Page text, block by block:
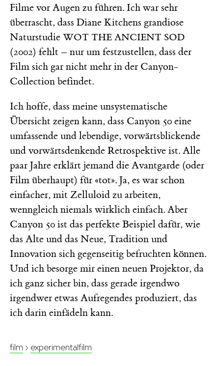
Filme vor Augen zu führen. Ich war sehr
überrascht, dass Diane Kitchens grandiose
Naturstudie WOT THE ANCIENT SOD
(2002) fehlt – nur um festzustellen, dass der
Film sich gar nicht mehr in der Canyon-
Collection befindet.
Ich hoffe, dass meine unsystematische
Übersicht zeigen kann, dass Canyon 50 eine
umfassende und lebendige, vorwärtsblickende
und vorwärtsdenkende Retrospektive ist. Alle
paar Jahre erklärt jemand die Avantgarde (oder
Film überhaupt) für «tot». Ja, es war schon
einfacher, mit Zelluloid zu arbeiten,
wenngleich niemals wirklich einfach. Aber
Canyon 50 ist das perfekte Beispiel dafür, wie
das Alte und das Neue, Tradition und
Innovation sich gegenseitig befruchten können.
Und ich besorge mir einen neuen Projektor, da
ich ganz sicher bin, dass gerade irgendwo
irgendwer etwas Aufregendes produziert, das
ich darin einfädeln kann.
film › experimentalfilm